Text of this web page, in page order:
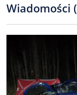
Wiadomości (